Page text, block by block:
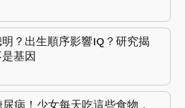
？出生順序影響IQ？研究揭
基因
病！少女每天吃這些食物，